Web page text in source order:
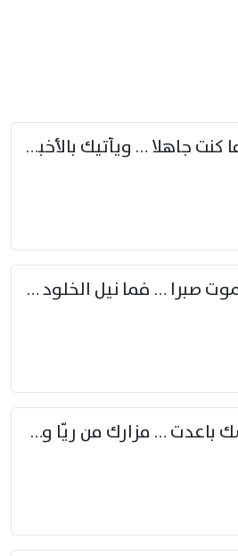
ستبدي لك الأيام ما كنت جاهلا … ويأتيك بالأخبار من لم تزوّد
فصبرا في مجال الموت صبرا … فما نيل الخلود بمستطاع
حننت إلى ريّا ونفسك باعدت … مزارك من ريّا وشعباكما معا